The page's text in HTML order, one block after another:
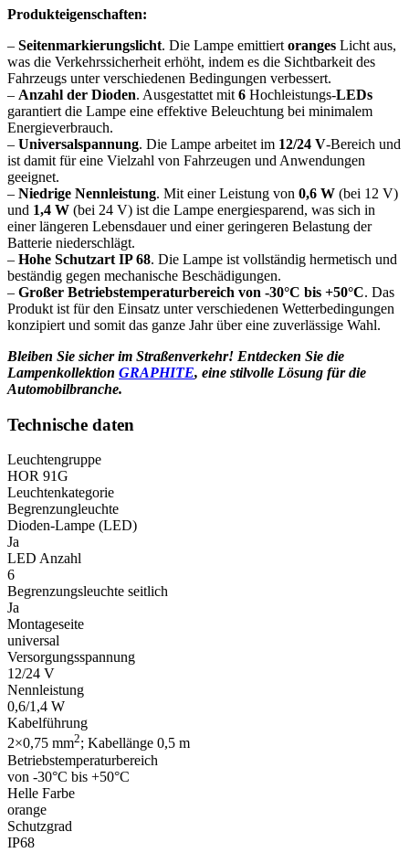
Produkteigenschaften:
– Seitenmarkierungslicht. Die Lampe emittiert oranges Licht aus,
was die Verkehrssicherheit erhöht, indem es die Sichtbarkeit des
Fahrzeugs unter verschiedenen Bedingungen verbessert.
– Anzahl der Dioden. Ausgestattet mit 6 Hochleistungs-LEDs
garantiert die Lampe eine effektive Beleuchtung bei minimalem
Energieverbrauch.
– Universalspannung. Die Lampe arbeitet im 12/24 V-Bereich und
ist damit für eine Vielzahl von Fahrzeugen und Anwendungen
geeignet.
– Niedrige Nennleistung. Mit einer Leistung von 0,6 W (bei 12 V)
und 1,4 W (bei 24 V) ist die Lampe energiesparend, was sich in
einer längeren Lebensdauer und einer geringeren Belastung der
Batterie niederschlägt.
– Hohe Schutzart IP 68. Die Lampe ist vollständig hermetisch und
beständig gegen mechanische Beschädigungen.
– Großer Betriebstemperaturbereich von -30°C bis +50°C. Das
Produkt ist für den Einsatz unter verschiedenen Wetterbedingungen
konzipiert und somit das ganze Jahr über eine zuverlässige Wahl.
Bleiben Sie sicher im Straßenverkehr! Entdecken Sie die
Lampenkollektion GRAPHITE, eine stilvolle Lösung für die
Automobilbranche.
Technische daten
Leuchtengruppe
HOR 91G
Leuchtenkategorie
Begrenzungleuchte
Dioden-Lampe (LED)
Ja
LED Anzahl
6
Begrenzungsleuchte seitlich
Ja
Montageseite
universal
Versorgungsspannung
12/24 V
Nennleistung
0,6/1,4 W
Kabelführung
2×0,75 mm2; Kabellänge 0,5 m
Betriebstemperaturbereich
von -30°C bis +50°C
Helle Farbe
orange
Schutzgrad
IP68